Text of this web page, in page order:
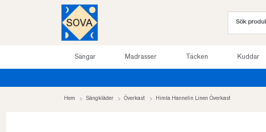
Sängar Madrasser Täcken Kuddar
Hem Sängkläder Överkast Himla Hannelin Linen Överkast